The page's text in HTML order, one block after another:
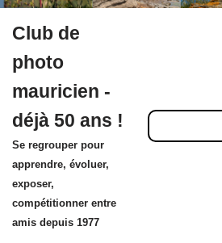
au
contenu
Club de
photo
mauricien -
déjà 50 ans !
Se regrouper pour
apprendre, évoluer,
exposer,
compétitionner entre
amis depuis 1977